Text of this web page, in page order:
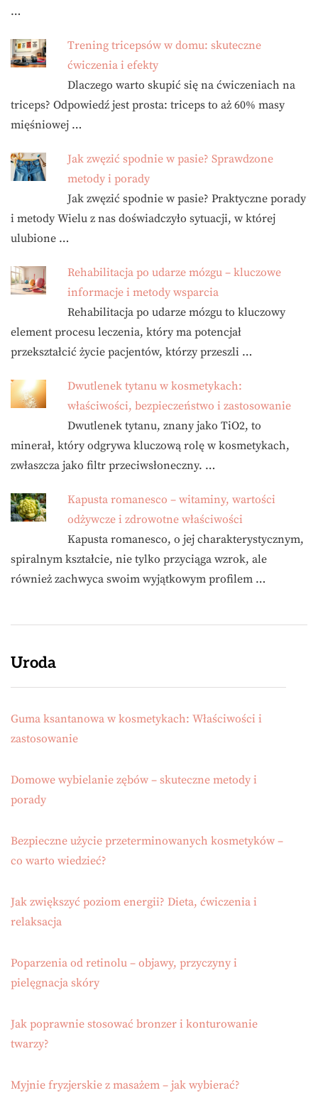
…
Trening tricepsów w domu: skuteczne
ćwiczenia i efekty
Dlaczego warto skupić się na ćwiczeniach na
triceps? Odpowiedź jest prosta: triceps to aż 60% masy
mięśniowej …
Jak zwęzić spodnie w pasie? Sprawdzone
metody i porady
Jak zwęzić spodnie w pasie? Praktyczne porady
i metody Wielu z nas doświadczyło sytuacji, w której
ulubione …
Rehabilitacja po udarze mózgu – kluczowe
informacje i metody wsparcia
Rehabilitacja po udarze mózgu to kluczowy
element procesu leczenia, który ma potencjał
przekształcić życie pacjentów, którzy przeszli …
Dwutlenek tytanu w kosmetykach:
właściwości, bezpieczeństwo i zastosowanie
Dwutlenek tytanu, znany jako TiO2, to
minerał, który odgrywa kluczową rolę w kosmetykach,
zwłaszcza jako filtr przeciwsłoneczny. …
Kapusta romanesco – witaminy, wartości
odżywcze i zdrowotne właściwości
Kapusta romanesco, o jej charakterystycznym,
spiralnym kształcie, nie tylko przyciąga wzrok, ale
również zachwyca swoim wyjątkowym profilem …
Uroda
Guma ksantanowa w kosmetykach: Właściwości i
zastosowanie
Domowe wybielanie zębów – skuteczne metody i
porady
Bezpieczne użycie przeterminowanych kosmetyków –
co warto wiedzieć?
Jak zwiększyć poziom energii? Dieta, ćwiczenia i
relaksacja
Poparzenia od retinolu – objawy, przyczyny i
pielęgnacja skóry
Jak poprawnie stosować bronzer i konturowanie
twarzy?
Myjnie fryzjerskie z masażem – jak wybierać?